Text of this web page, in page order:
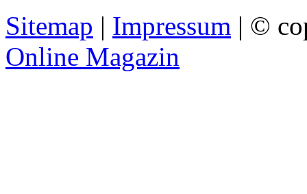
Sitemap | Impressum | ©
Online Magazin